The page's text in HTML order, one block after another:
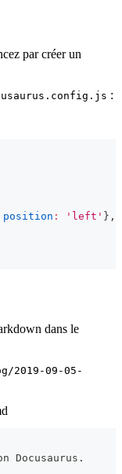
par créer un
:
position : 'left' } ,
dans le
2019-09-05-